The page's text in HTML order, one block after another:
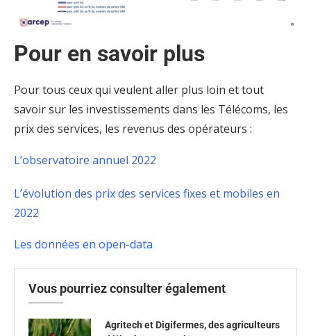
Pour en savoir plus
Pour tous ceux qui veulent aller plus loin et tout
savoir sur les investissements dans les Télécoms, les
prix des services, les revenus des opérateurs :
L’observatoire annuel 2022
L’évolution des prix des services fixes et mobiles en
2022
Les données en open-data
Vous pourriez consulter également
Agritech et Digifermes, des agriculteurs